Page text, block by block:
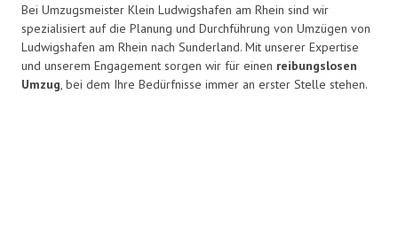
Bei Umzugsmeister Klein Ludwigshafen am Rhein sind wir
spezialisiert auf die Planung und Durchführung von Umzügen von
Ludwigshafen am Rhein nach Sunderland. Mit unserer Expertise
und unserem Engagement sorgen wir für einen reibungslosen
Umzug, bei dem Ihre Bedürfnisse immer an erster Stelle stehen.